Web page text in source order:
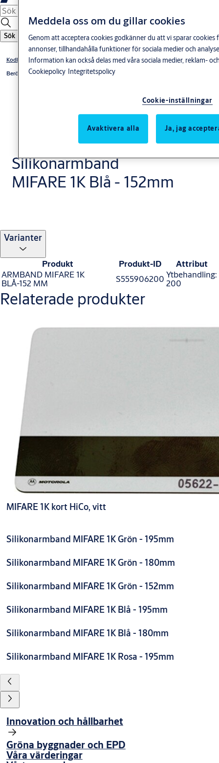
Sök
Kodbärare
Beröringsfria kort och taggar MIFARE 1K
Silikonarmband
MIFARE 1K Blå - 152mm
Varianter
Produkt Produkt-ID
Attribut
ARMBAND MIFARE 1K
BLÅ-152 MM S555906200 Ytbehandling:
200
Relaterade produkter
MIFARE 1K kort HiCo, vitt
Silikonarmband MIFARE 1K Grön - 195mm
Silikonarmband MIFARE 1K Grön - 180mm
Silikonarmband MIFARE 1K Grön - 152mm
Silikonarmband MIFARE 1K Blå - 195mm
Silikonarmband MIFARE 1K Blå - 180mm
Silikonarmband MIFARE 1K Rosa - 195mm
Innovation och hållbarhet
Gröna byggnader och EPD
Våra värderingar
Meddela oss om du gillar cookies
Genom att acceptera cookies godkänner du att vi sparar cookies
annonser, tillhandahålla funktioner för sociala medier och
Information kan också delas med våra sociala medier, reklam-
Cookiepolicy Integritetspolicy
Cookie-inställningar
Avaktivera alla Ja, jag